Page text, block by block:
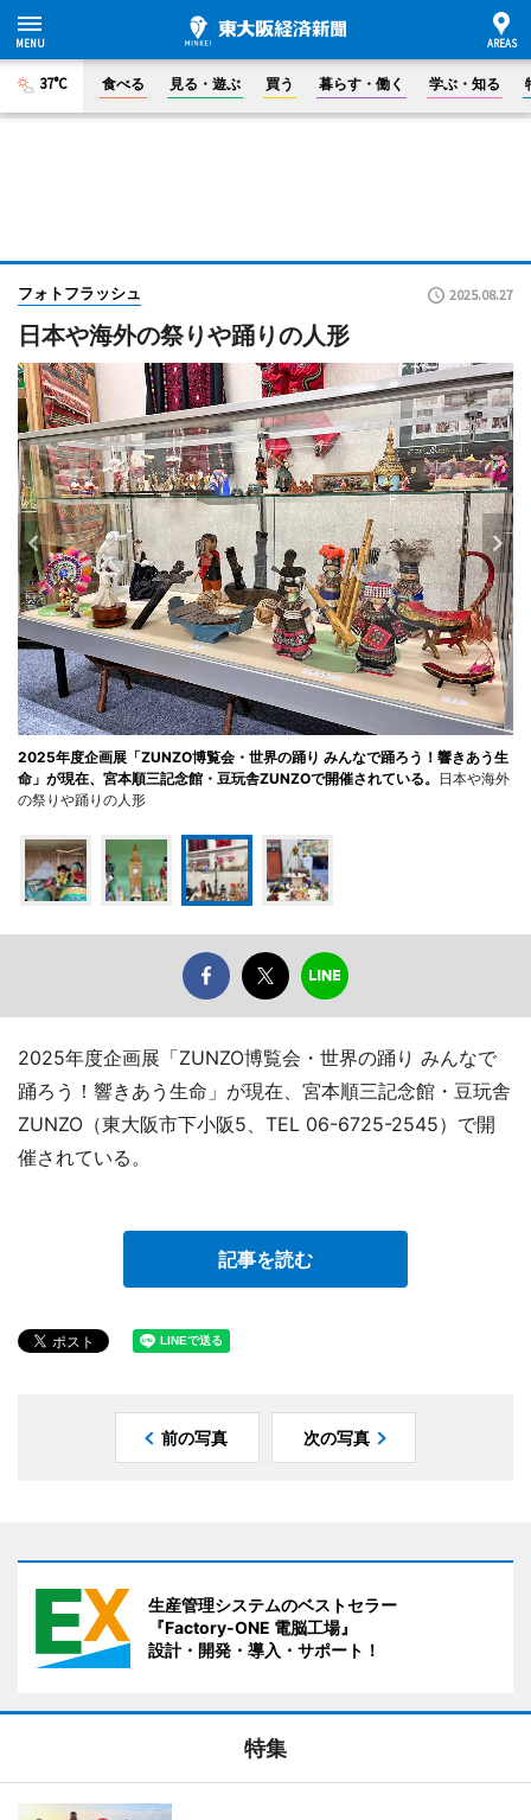
37°C 食べる 見る・遊ぶ 買う 暮らす・働く 学ぶ・知る
フォトフラッシュ 2025.08.27
日本や海外の祭りや踊りの人形
2025年度企画展「ZUNZO博覧会・世界の踊り みんなで踊ろう！響きあう生
命」が現在、宮本順三記念館・豆玩舎ZUNZOで開催されている。
日本や海外
の祭りや踊りの人形
2025年度企画展「ZUNZO博覧会・世界の踊り みんなで
踊ろう！響きあう生命」が現在、宮本順三記念館・豆玩舎
ZUNZO（東大阪市下小阪5、TEL 06-6725-2545）で開
催されている。
記事を読む
前の写真 次の写真
生産管理システムのベストセラー
『Factory-ONE 電脳工場』
設計・開発・導入・サポート！
特集